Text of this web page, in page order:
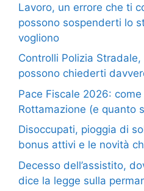
Lavoro, un errore che ti
possono sospenderti lo
vogliono
Controlli Polizia
possono chiederti
Pace Fiscale 2026:
Rottamazione (e quanto
Disoccupati, pioggia di
bonus attivi e le novità
Decesso dell’assistito,
dice la legge sulla